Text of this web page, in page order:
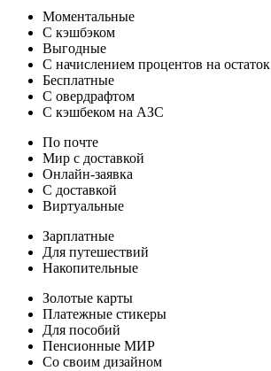
Моментальные
С кэшбэком
Выгодные
С начислением процентов на остаток
Бесплатные
С овердрафтом
С кэшбеком на АЗС
По почте
Мир с доставкой
Онлайн-заявка
С доставкой
Виртуальные
Зарплатные
Для путешествий
Накопительные
Золотые карты
Платежные стикеры
Для пособий
Пенсионные МИР
Со своим дизайном